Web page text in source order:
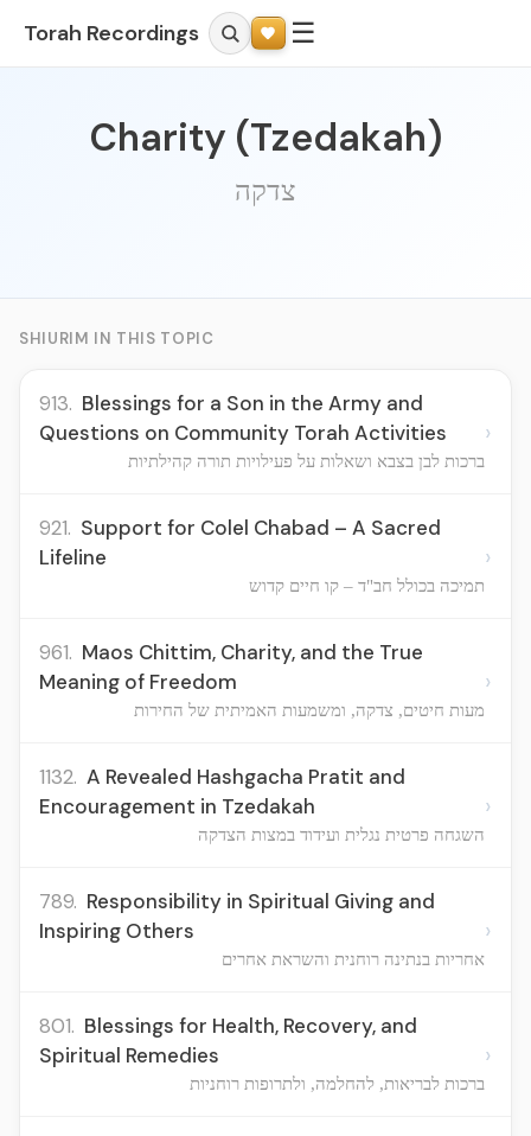
Torah Recordings ☰
Charity (Tzedakah)
צדקה
SHIURIM IN THIS TOPIC
913. Blessings for a Son in the Army and
Questions on Community Torah Activities
ברכות לבן בצבא ושאלות על פעילויות תורה קהילתיות
›
921. Support for Colel Chabad – A Sacred
Lifeline
תמיכה בכולל חב"ד – קו חיים קדוש
›
961. Maos Chittim, Charity, and the True
Meaning of Freedom
מעות חיטים, צדקה, ומשמעות האמיתית של החירות
›
1132. A Revealed Hashgacha Pratit and
Encouragement in Tzedakah
השגחה פרטית נגלית ועידוד במצות הצדקה
›
789. Responsibility in Spiritual Giving and
Inspiring Others
אחריות בנתינה רוחנית והשראת אחרים
›
801. Blessings for Health, Recovery, and
Spiritual Remedies
ברכות לבריאות, להחלמה, ולתרופות רוחניות
›